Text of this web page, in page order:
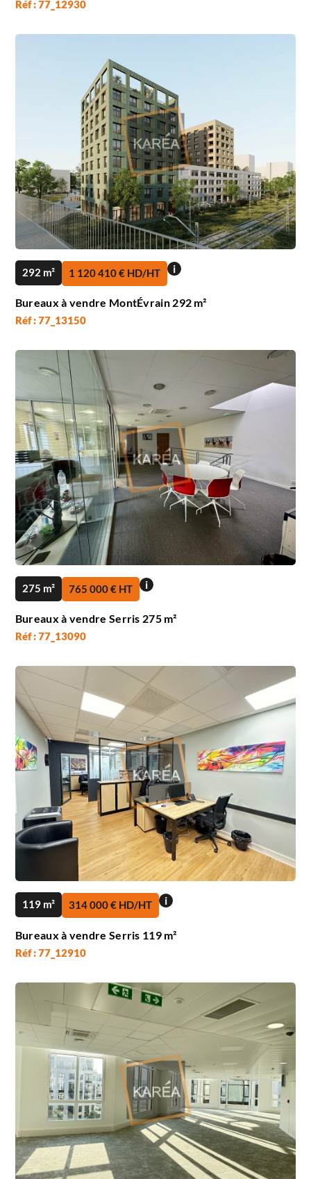
Réf : 77_12930
292 m² 1 120 410 € HD/HT i
Bureaux à vendre MontÉvrain 292 m²
Réf : 77_13150
275 m² 765 000 € HT i
Bureaux à vendre Serris 275 m²
Réf : 77_13090
119 m² 314 000 € HD/HT i
Bureaux à vendre Serris 119 m²
Réf : 77_12910